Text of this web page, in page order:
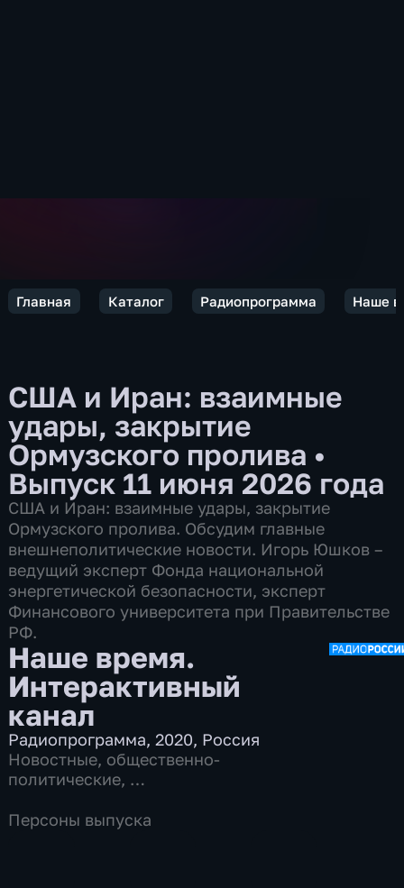
Главная Каталог Радиопрограмма Наше
США и Иран: взаимные
удары, закрытие
Ормузского пролива •
Выпуск 11 июня 2026 года
США и Иран: взаимные удары, закрытие
Ормузского пролива. Обсудим главные
внешнеполитические новости. Игорь Юшков –
ведущий эксперт Фонда национальной
энергетической безопасности, эксперт
Финансового университета при Правительстве
РФ.
Наше время.
Интерактивный
канал
Радиопрограмма,2020, Россия
Новостные, общественно-
политические,
Персоны выпуска